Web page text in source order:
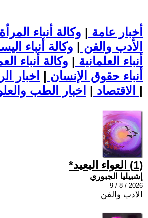
أخبار عامة | وكالة أنباء المرأة
الأدب والفن | وكالة أنباء
أنباء العلمانية | وكالة أنباء
أنباء حقوق الإنسان | اخبار
الاقتصاد | |
(1) العواء البعيد*
إشبيليا الجبوري
2026 / 8 / 9
الادب والفن